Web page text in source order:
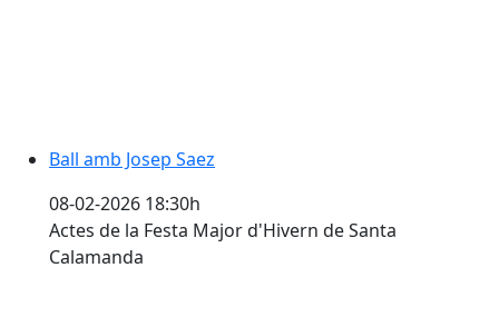
Ball amb Josep Saez
08-02-2026 18:30h
Actes de la Festa Major d'Hivern de Santa
Calamanda